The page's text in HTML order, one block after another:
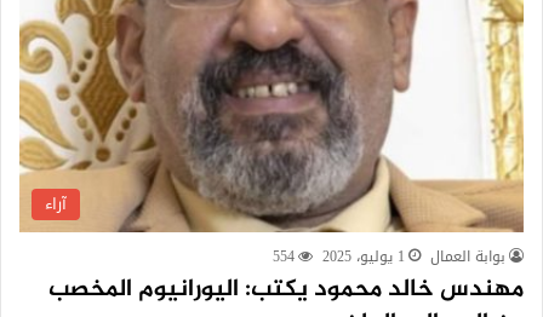
آراء
بوابة العمال 1 يوليو، 2025 554
مهندس خالد محمود يكتب: اليورانيوم المخصب